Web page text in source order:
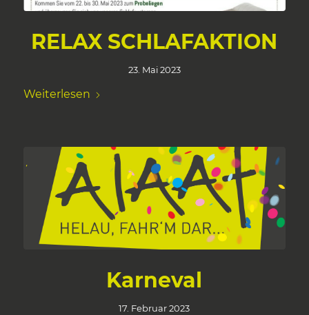
RELAX SCHLAFAKTION
23. Mai 2023
Weiterlesen
Karneval
17. Februar 2023